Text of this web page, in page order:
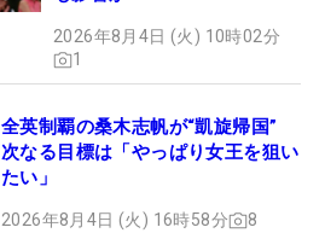
2026年8月4日 (火) 10時02分
1
全英制覇の桑木志帆が“凱旋帰国”
次なる目標は「やっぱり女王を狙い
たい」
2026年8月4日 (火) 16時58分 8